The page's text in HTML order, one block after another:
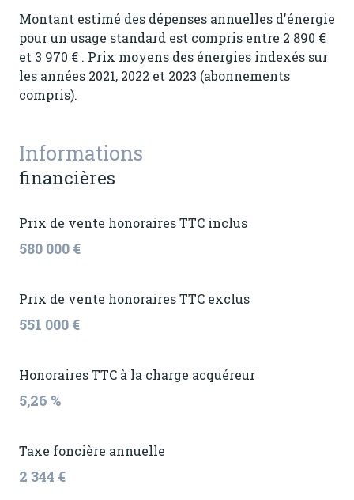
Montant estimé des dépenses annuelles d'énergie
pour un usage standard est compris entre 2 890 €
et 3 970 € . Prix moyens des énergies indexés sur
les années 2021, 2022 et 2023 (abonnements
compris).
Informations
financières
Prix de vente honoraires TTC inclus
580 000 €
Prix de vente honoraires TTC exclus
551 000 €
Honoraires TTC à la charge acquéreur
5,26 %
Taxe foncière annuelle
2 344 €